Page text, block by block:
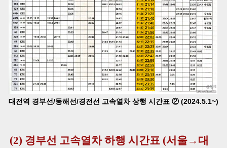
대전역 경부선/동해선/경전선 고속열차 상행 시간표 ② (2024.5.1~)
(2) 경부선 고속열차 하행 시간표 (서울→대